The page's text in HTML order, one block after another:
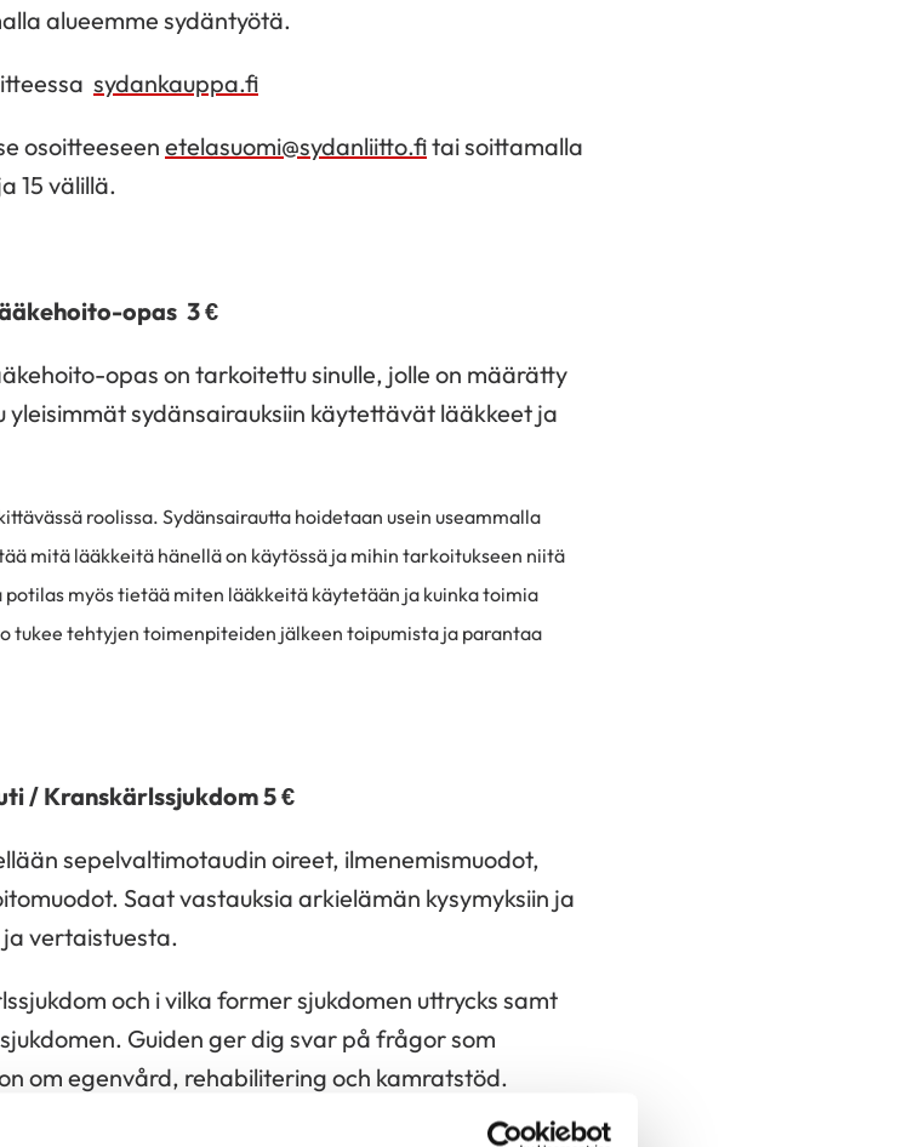
alueemme sydäntyötä.​
sydankauppa.fi
osoitteeseen etelasuomi@sydanliitto.fitai soittamalla
15 välillä.
opas 3 €
opas on tarkoitettu sinulle, jolle on määrätty
sydänsairauksiin käytettävät lääkkeet ja
roolissa. Sydänsairautta hoidetaan usein useammalla
mitä lääkkeitä hänellä on käytössä ja mihin tarkoitukseen niitä
myös tietää miten lääkkeitä käytetään ja kuinka toimia
tukee tehtyjen toimenpiteiden jälkeen toipumista ja parantaa
/ Kranskärlssjukdom5 €
sepelvaltimotaudin oireet, ilmenemismuodot,
Saat vastauksia arkielämän kysymyksiin ja
vertaistuesta.
och i vilka former sjukdomen uttrycks samt
Guiden ger dig svar på frågor som
om egenvård, rehabilitering och kamratstöd.